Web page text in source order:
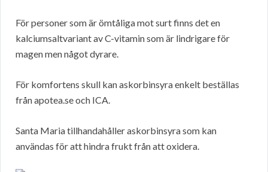
För personer som är ömtåliga mot surt finns det en
kalciumsaltvariant av C-vitamin som är lindrigare för
magen men något dyrare.
För komfortens skull kan askorbinsyra enkelt beställas
från apotea.se och ICA.
Santa Maria tillhandahåller askorbinsyra som kan
användas för att hindra frukt från att oxidera.